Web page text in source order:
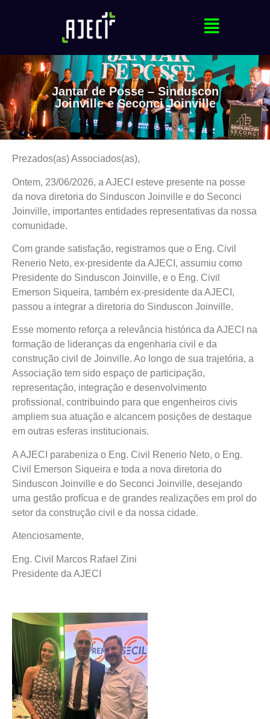
Jantar de Posse – Sinduscon
Joinville e Seconci Joinville
Prezados(as) Associados(as),
Ontem, 23/06/2026, a AJECI esteve presente na posse
da nova diretoria do Sinduscon Joinville e do Seconci
Joinville, importantes entidades representativas da nossa
comunidade.
Com grande satisfação, registramos que o Eng. Civil
Renerio Neto, ex-presidente da AJECI, assumiu como
Presidente do Sinduscon Joinville, e o Eng. Civil
Emerson Siqueira, também ex-presidente da AJECI,
passou a integrar a diretoria do Sinduscon Joinville.
Esse momento reforça a relevância histórica da AJECI na
formação de lideranças da engenharia civil e da
construção civil de Joinville. Ao longo de sua trajetória, a
Associação tem sido espaço de participação,
representação, integração e desenvolvimento
profissional, contribuindo para que engenheiros civis
ampliem sua atuação e alcancem posições de destaque
em outras esferas institucionais.
A AJECI parabeniza o Eng. Civil Renerio Neto, o Eng.
Civil Emerson Siqueira e toda a nova diretoria do
Sinduscon Joinville e do Seconci Joinville, desejando
uma gestão profícua e de grandes realizações em prol do
setor da construção civil e da nossa cidade.
Atenciosamente,
Eng. Civil Marcos Rafael Zini
Presidente da AJECI